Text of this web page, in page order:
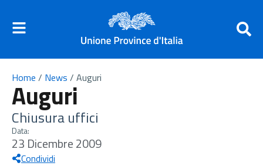
Home / News / Auguri
Auguri
Chiusura uffici
Data:
23 Dicembre 2009
Condividi